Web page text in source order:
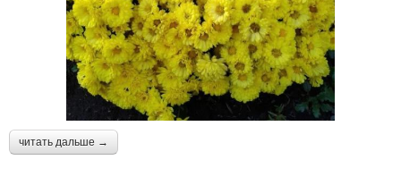
читать дальше →